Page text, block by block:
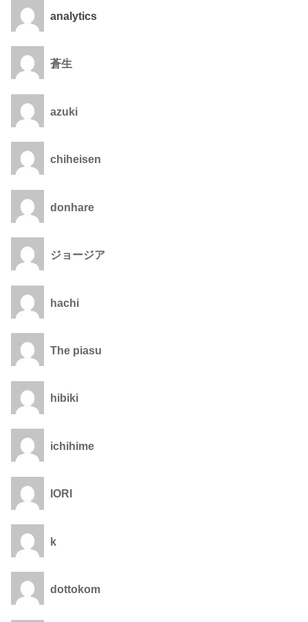
analytics
蒼生
azuki
chiheisen
donhare
ジョージア
hachi
The piasu
hibiki
ichihime
IORI
k
dottokom